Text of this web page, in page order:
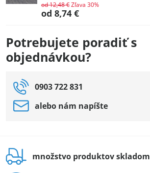
od 8,74 €
od 12,48 €Zľava 30%
Potrebujete poradiť s
objednávkou?
0903 722 831
alebo nám napíšte
množstvo produktov skladom